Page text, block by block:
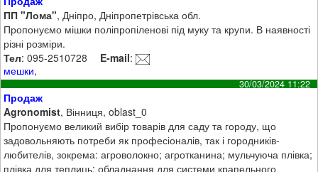
ПП "Лома", Дніпро, Дніпропетрівська обл.
Пропонуємо мішки поліпропіленові під муку та крупи. В наявності
різні розміри.
Тел: 095-2510728 E-mail:
мешки,
30/03/2024 11:22
Продаж
Agronomist, Вінниця, oblast_0
Пропонуємо великий вибір товарів для саду та городу, що
задовольняють потреби як професіоналів, так і городників-
любителів, зокрема: агроволокно; агротканина; мульчуюча плівка;
плівка для теплиць; обладнання для системи крапельного